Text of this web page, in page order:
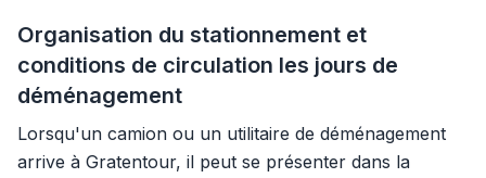
Organisation du stationnement et
conditions de circulation les jours de
déménagement
Lorsqu'un camion ou un utilitaire de déménagement
arrive à Gratentour, il peut se présenter dans la